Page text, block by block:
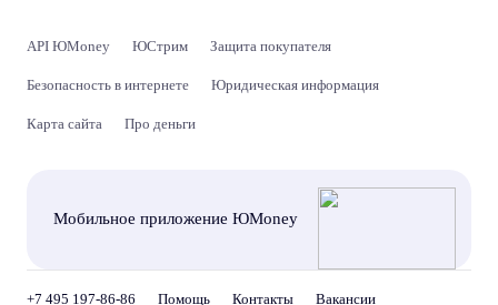
API ЮMoney ЮСтрим Защита покупателя
Безопасность в интернете Юридическая информация
Карта сайта Про деньги
Мобильное приложение ЮMoney
+7 495 197-86-86 Помощь Контакты Вакансии